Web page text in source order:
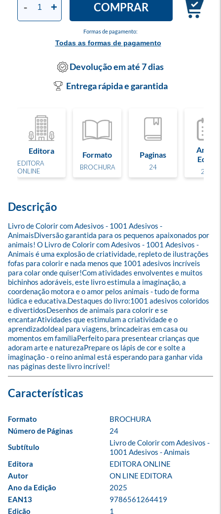
Formas de pagamento:
Todas as formas de pagamento
- + COMPRAR
Devolução em até 7 dias
Entrega rápida e garantida
Editora
EDITORA
ONLINE
Formato
BROCHURA
Paginas
24
Ano de
Edição
2025
Descrição
Livro de Colorir com Adesivos - 1001 Adesivos -
AnimaisDiversão garantida para os pequenos apaixonados por
animais! O Livro de Colorir com Adesivos - 1001 Adesivos -
Animais é uma explosão de criatividade, repleto de ilustrações
fofas para colorir e nada menos que 1001 adesivos incríveis
para colar onde quiser!Com atividades envolventes e muitos
bichinhos adoráveis, este livro estimula a imaginação, a
coordenação motora e o amor pelos animais - tudo de forma
lúdica e educativa.Destaques do livro:1001 adesivos coloridos
e divertidosDesenhos de animais para colorir e se
encantarAtividades que estimulam a criatividade e o
aprendizadoIdeal para viagens, brincadeiras em casa ou
momentos em famíliaPerfeito para presentear crianças que
adoram arte e naturezaPrepare os lápis de cor e solte a
imaginação - o reino animal está esperando para ganhar vida
nas páginas deste livro incrível!
Formato
BROCHURA
Número de Páginas
24
Subtítulo
Livro de Colorir com Adesivos -
1001 Adesivos - Animais
Editora
EDITORA ONLINE
Autor
ON LINE EDITORA
Ano da Edição
2025
EAN13
9786561264419
Edição
1